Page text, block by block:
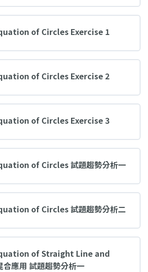
of Circles Exercise 1
of Circles Exercise 2
of Circles Exercise 3
of Circles 試題趨勢分析一
of Circles 試題趨勢分析二
of Straight Line and
應用 試題趨勢分析一